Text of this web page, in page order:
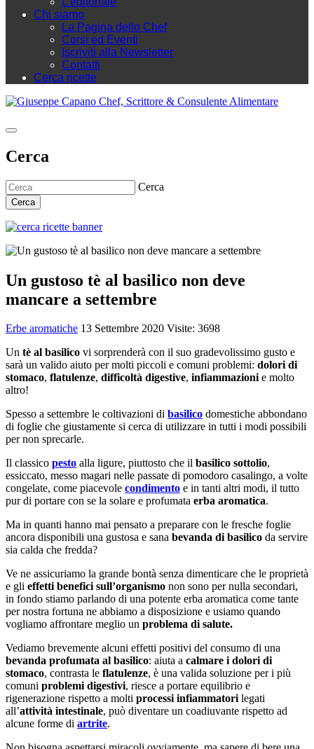
Chi siamo
La Pagina dello Chef
Corsi ed Eventi
Iscriviti alla Newsletter
Contatti
Cerca ricette
Cerca
Cerca
Cerca
Un gustoso tè al basilico non deve
mancare a settembre
Erbe aromatiche 13 Settembre 2020 Visite: 3698
Un tè al basilico vi sorprenderà con il suo gradevolissimo gusto e
sarà un valido aiuto per molti piccoli e comuni problemi: dolori di
stomaco, flatulenze, difficoltà digestive, infiammazionie molto
altro!
Spesso a settembre le coltivazioni di basilico domestiche abbondano
di foglie che giustamente si cerca di utilizzare in tutti i modi possibili
per non sprecarle.
Il classico pesto alla ligure, piuttosto che il basilico sottolio,
essiccato, messo magari nelle passate di pomodoro casalingo, a volte
congelate, come piacevole condimento e in tanti altri modi, il tutto
pur di portare con se la solare e profumata erba aromatica.
Ma in quanti hanno mai pensato a preparare con le fresche foglie
ancora disponibili una gustosa e sana bevanda di basilico da servire
sia calda che fredda?
Ve ne assicuriamo la grande bontà senza dimenticare che le proprietà
e gli effetti benefici sull’organismo non sono per nulla secondari,
in fondo stiamo parlando di una potente erba aromatica come tante
per nostra fortuna ne abbiamo a disposizione e usiamo quando
vogliamo affrontare meglio un problema di salute.
Vediamo brevemente alcuni effetti positivi del consumo di una
bevanda profumata al basilico: aiuta a calmare i dolori di
stomaco, contrasta le flatulenze, è una valida soluzione per i più
comuni problemi digestivi, riesce a portare equilibrio e
rigenerazione rispetto a molti processi infiammatorilegati
all’attività intestinale, può diventare un coadiuvante rispetto ad
alcune forme di artrite.